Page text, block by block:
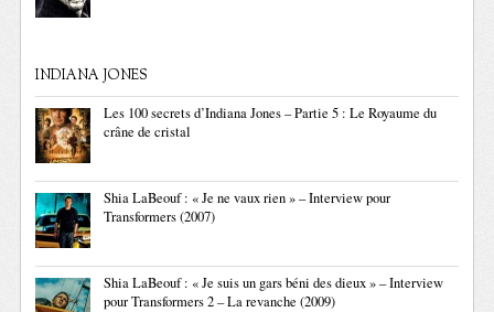
INDIANA JONES
Les 100 secrets d’Indiana Jones – Partie 5 : Le Royaume du
crâne de cristal
Shia LaBeouf : « Je ne vaux rien » – Interview pour
Transformers (2007)
Shia LaBeouf : « Je suis un gars béni des dieux » – Interview
pour Transformers 2 – La revanche (2009)